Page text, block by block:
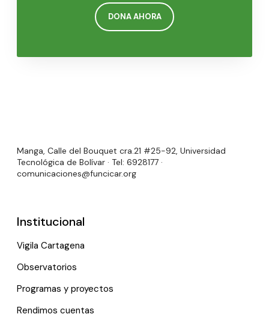
DONA AHORA
Manga, Calle del Bouquet cra.21 #25-92, Universidad
Tecnológica de Bolívar · Tel: 6928177 ·
comunicaciones@funcicar.org
Institucional
Vigila Cartagena
Observatorios
Programas y proyectos
Rendimos cuentas